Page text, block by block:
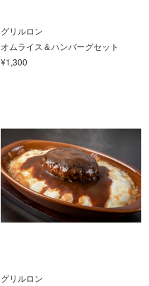
グリルロン
オムライス＆ハンバーグセット
¥1,300
グリルロン